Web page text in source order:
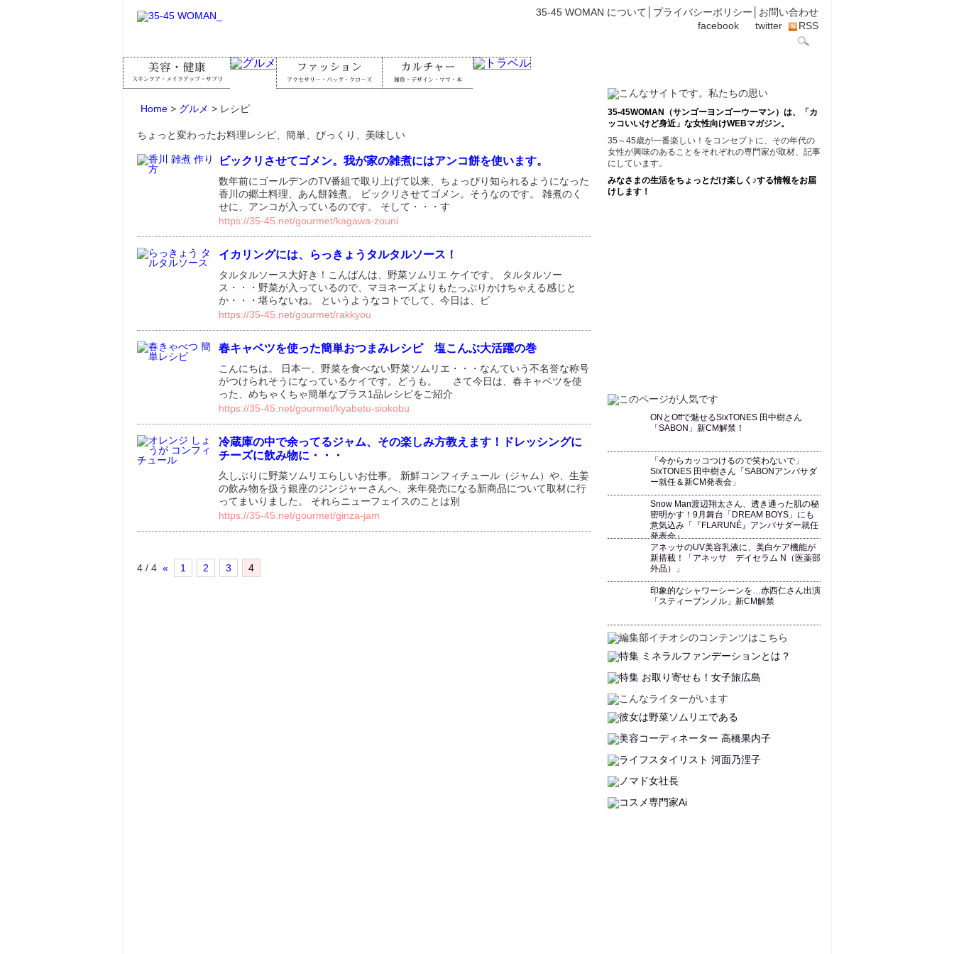
35-45 WOMAN について プライバシーポリシー
お問い合わせ
facebook
twitter RSS
Home > グルメ > レシピ
ちょっと変わったお料理レシピ、簡単、びっくり、美味しい
ビックリさせてゴメン。我が家の雑煮にはアンコ餅を使います。
数年前にゴールデンのTV番組で取り上げて以来、ちょっぴり知られるようになった
香川の郷土料理、あん餅雑煮。 ビックリさせてゴメン。そうなのです。 雑煮のく
せに、アンコが入っているのです。 そして・・・す
https://35-45.net/gourmet/kagawa-zouni
イカリングには、らっきょうタルタルソース！
タルタルソース大好き！こんばんは、野菜ソムリエ ケイです。 タルタルソー
ス・・・野菜が入っているので、マヨネーズよりもたっぷりかけちゃえる感じと
か・・・堪らないね。 というようなコトでして、今日は、ピ
https://35-45.net/gourmet/rakkyou
春キャベツを使った簡単おつまみレシピ 塩こんぶ大活躍の巻
こんにちは。 日本一、野菜を食べない野菜ソムリエ・・・なんていう不名誉な称号
がつけられそうになっているケイです。どうも。 さて今日は、春キャベツを使
った、めちゃくちゃ簡単なプラス1品レシピをご紹介
https://35-45.net/gourmet/kyabetu-siokobu
冷蔵庫の中で余ってるジャム、その楽しみ方教えます！ドレッシングに
チーズに飲み物に・・・
久しぶりに野菜ソムリエらしいお仕事。 新鮮コンフィチュール（ジャム）や、生姜
の飲み物を扱う銀座のジンジャーさんへ、来年発売になる新商品について取材に行
ってまいりました。 それらニューフェイスのことは別
https://35-45.net/gourmet/ginza-jam
4 / 4 « 1 2 3 4
35-45WOMAN（サンゴーヨンゴーウーマン）は、「カ
ッコいいけど身近」な女性向けWEBマガジン。
35～45歳が一番楽しい！をコンセプトに、その年代の
女性が興味のあることをそれぞれの専門家が取材、記事
にしています。
みなさまの生活をちょっとだけ楽しく♪する情報をお届
けします！
ONとOffで魅せるSixTONES 田中樹さん
「SABON」新CM解禁！
「今からカッコつけるので笑わないで」
SixTONES 田中樹さん「SABONアンバサダ
ー就任＆新CM発表会」
Snow Man渡辺翔太さん、透き通った肌の秘
密明かす！9月舞台「DREAM BOYS」にも
意気込み「『FLARUNÉ』アンバサダー就任
発表会』
アネッサのUV美容乳液に、美白ケア機能が
新搭載！「アネッサ デイセラム N（医薬部
外品）」
印象的なシャワーシーンを…赤西仁さん出演
「スティーブンノル」新CM解禁